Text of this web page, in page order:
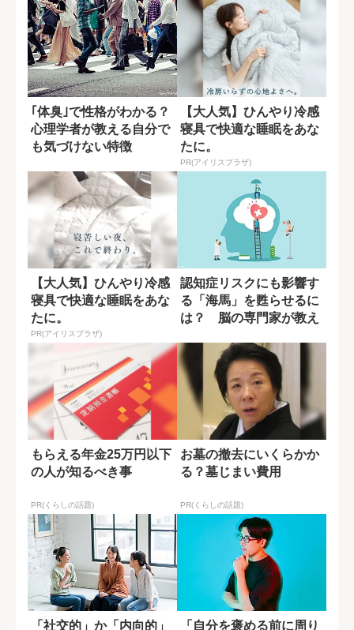
｢体臭｣で性格がわかる？
心理学者が教える自分で
も気づけない特徴
【大人気】ひんやり冷感
寝具で快適な睡眠をあな
たに。
PR(アイリスプラザ)
【大人気】ひんやり冷感
寝具で快適な睡眠をあな
たに。
PR(アイリスプラザ)
認知症リスクにも影響す
る「海馬」を甦らせるに
は？ 脳の専門家が教え
もらえる年金25万円以下
の人が知るべき事
PR(くらしの話題)
お墓の撤去にいくらかか
る？墓じまい費用
PR(くらしの話題)
「社交的」か「内向的」 「自分を褒める前に周り